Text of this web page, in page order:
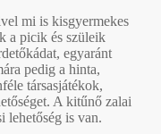
mi is kisgyermekes
a picik és szüleik
egyaránt
pedig a hinta,
társasjátékok,
A kitűnő zalai
is van.